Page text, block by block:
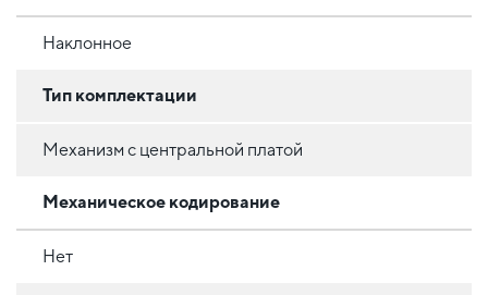
Наклонное
Тип комплектации
Механизм с центральной платой
Механическое кодирование
Нет